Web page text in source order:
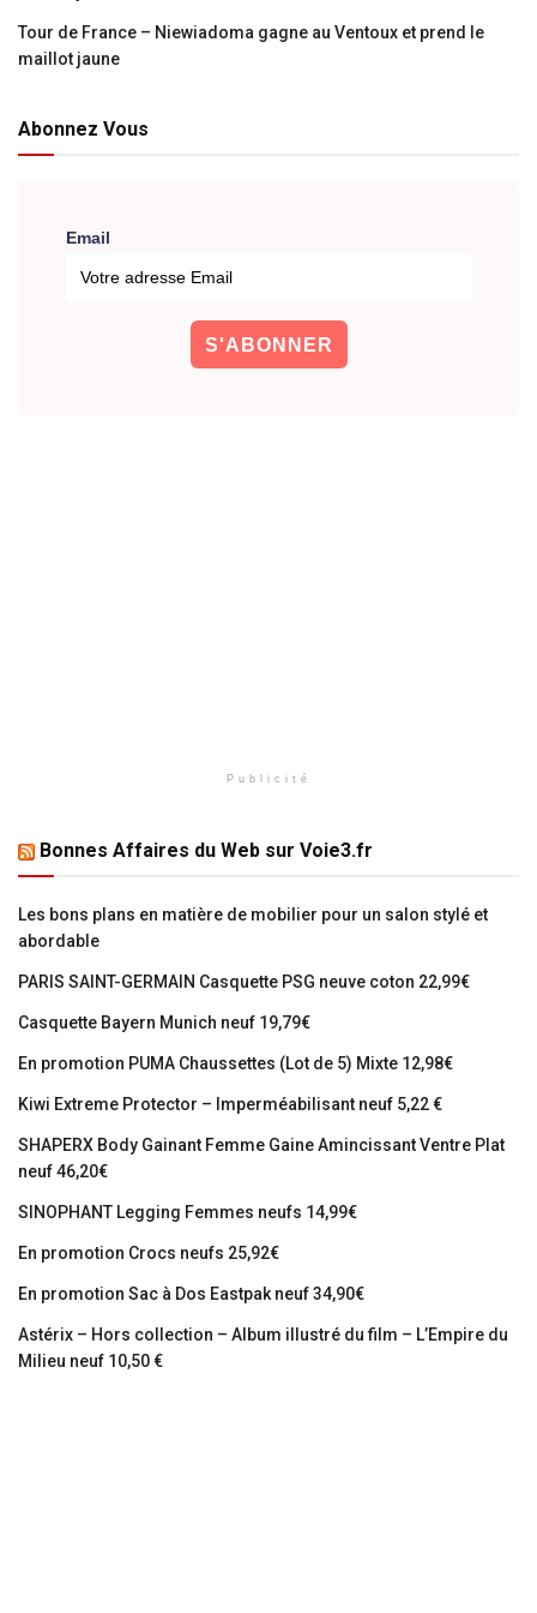
Tour de France – Niewiadoma gagne au Ventoux et prend le
maillot jaune
Abonnez Vous
Email
Publicité
Bonnes Affaires du Web sur Voie3.fr
Les bons plans en matière de mobilier pour un salon stylé et
abordable
PARIS SAINT-GERMAIN Casquette PSG neuve coton 22,99€
Casquette Bayern Munich neuf 19,79€
En promotion PUMA Chaussettes (Lot de 5) Mixte 12,98€
Kiwi Extreme Protector – Imperméabilisant neuf 5,22 €
SHAPERX Body Gainant Femme Gaine Amincissant Ventre Plat
neuf 46,20€
SINOPHANT Legging Femmes neufs 14,99€
En promotion Crocs neufs 25,92€
En promotion Sac à Dos Eastpak neuf 34,90€
Astérix – Hors collection – Album illustré du film – L’Empire du
Milieu neuf 10,50 €